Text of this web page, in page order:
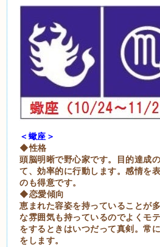
＜蠍座＞
◆性格
頭脳明晰で野心家です。目的達成
て、効率的に行動します。感情を
のも得意です。
◆恋愛傾向
恵まれた容姿を持っていることが
な雰囲気も持っているのでよくモ
をするときはいつだって真剣。常
をします。